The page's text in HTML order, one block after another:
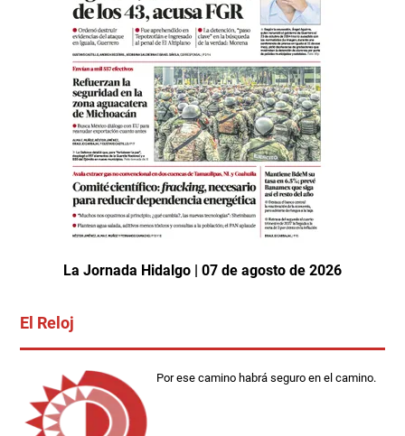
La Jornada Hidalgo | 07 de agosto de 2026
El Reloj
Por ese camino habrá seguro en el camino.